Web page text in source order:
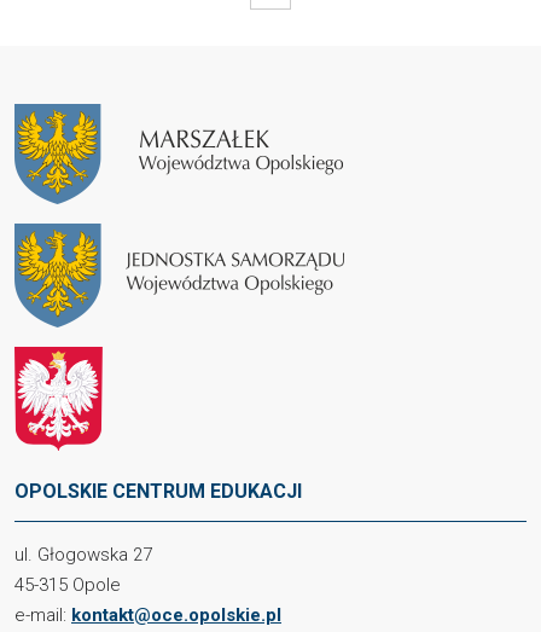
OPOLSKIE CENTRUM EDUKACJI
ul. Głogowska 27
45-315 Opole
e-mail: kontakt@oce.opolskie.pl